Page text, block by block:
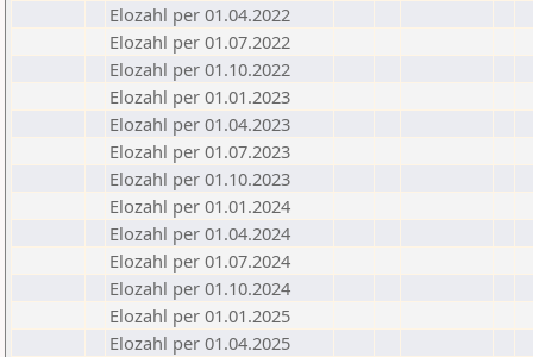
Elozahl per 01.04.2022
Elozahl per 01.07.2022
Elozahl per 01.10.2022
Elozahl per 01.01.2023
Elozahl per 01.04.2023
Elozahl per 01.07.2023
Elozahl per 01.10.2023
Elozahl per 01.01.2024
Elozahl per 01.04.2024
Elozahl per 01.07.2024
Elozahl per 01.10.2024
Elozahl per 01.01.2025
Elozahl per 01.04.2025